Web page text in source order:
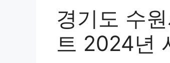
경기도 수
트 2024년